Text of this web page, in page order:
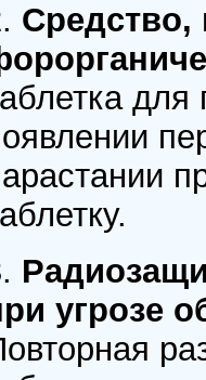
Средство,
угрозе